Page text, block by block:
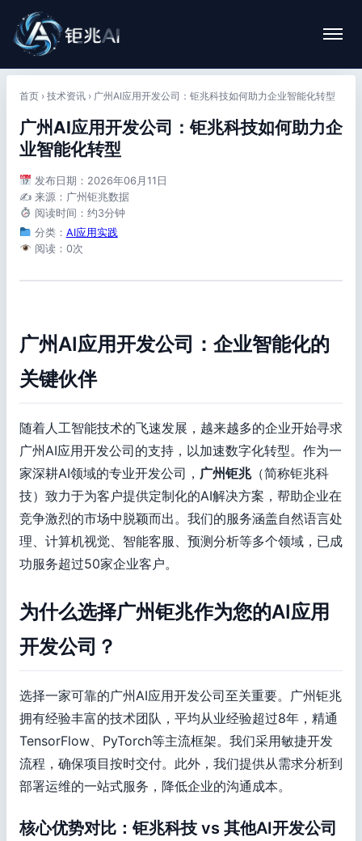
首页 › 技术资讯 › 广州AI应用开发公司：钜兆科技如何助力企业智能化转型
广州AI应用开发公司：钜兆科技如何助力企
业智能化转型
发布日期：2026年06月11日
✍️ 来源：广州钜兆数据
阅读时间：约3分钟
分类： AI应用实践
阅读：0次
广州AI应用开发公司：企业智能化的
关键伙伴
随着人工智能技术的飞速发展，越来越多的企业开始寻求
广州AI应用开发公司的支持，以加速数字化转型。作为一
家深耕AI领域的专业开发公司， 广州钜兆（简称钜兆科
技）致力于为客户提供定制化的AI解决方案，帮助企业在
竞争激烈的市场中脱颖而出。我们的服务涵盖自然语言处
理、计算机视觉、智能客服、预测分析等多个领域，已成
功服务超过50家企业客户。
为什么选择广州钜兆作为您的AI应用
开发公司？
选择一家可靠的广州AI应用开发公司至关重要。广州钜兆
拥有经验丰富的技术团队，平均从业经验超过8年，精通
TensorFlow、PyTorch等主流框架。我们采用敏捷开发
流程，确保项目按时交付。此外，我们提供从需求分析到
部署运维的一站式服务，降低企业的沟通成本。
核心优势对比：钜兆科技 vs 其他AI开发公司